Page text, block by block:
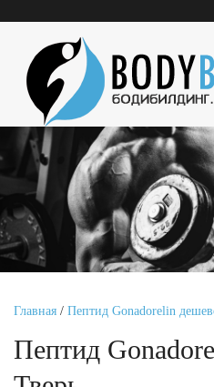
Главная / Пептид Gonadorelin
Пептид